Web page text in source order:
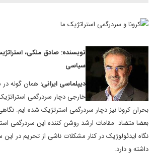
نویسنده: صادق ملکی،
سیاسی
دیپلماسی ایرانی: همان گونه
خارجی دچار سردرگمی
بحران کرونا نیز دچار سردرگمی استرتژیک شده ایم.
بعضا متضاد مقامات ارشد روشن کننده این سردرگمی
نگاه ایدئولوژیک در کنار مشکلات ناشی از تحریم در
داشته و دارد.